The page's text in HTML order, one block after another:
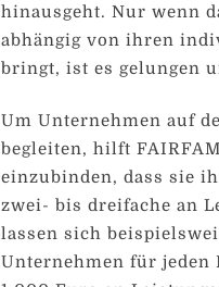
hinausgeht. Nur wenn
abhängig von ihren
bringt, ist es gelungen
Um Unternehmen auf
begleiten, hilft
einzubinden, dass sie
zwei- bis dreifache an
lassen sich
Unternehmen für